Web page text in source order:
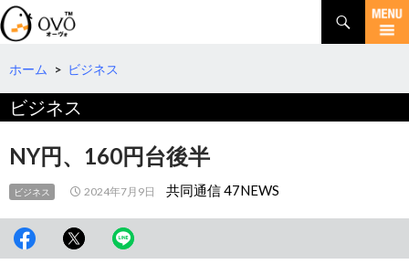
検
索
コ
テ
へ
移
動
ホーム > ビジネス
ビジネス
NY円、160円台後半
ビジネス 2024年7月9日 共同通信 47NEWS